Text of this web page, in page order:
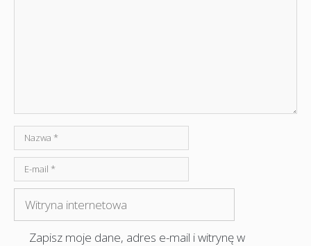
Nazwa
mail
internetowa
Zapisz moje dane, adres e-mail i witrynę w